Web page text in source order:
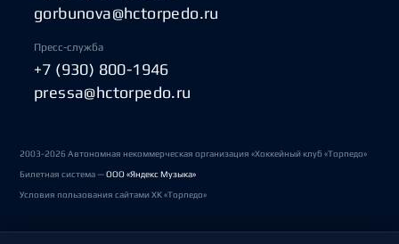
gorbunova@hctorpedo.ru
Пресс-служба
+7 (930) 800-1946
pressa@hctorpedo.ru
2003-2026 Автономная некоммерческая организация «Хоккейный клуб «Торпедо»
Билетная система —ООО «Яндекс Музыка»
Условия пользования сайтами ХК «Торпедо»